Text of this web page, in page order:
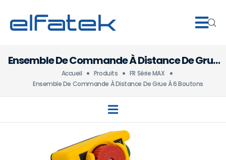
Ensemble De Commande À Distance De Grue
À 6 Boutons
Accueil Produits
FR Série MAX
Ensemble De Commande À Distance De Grue À 6 Boutons